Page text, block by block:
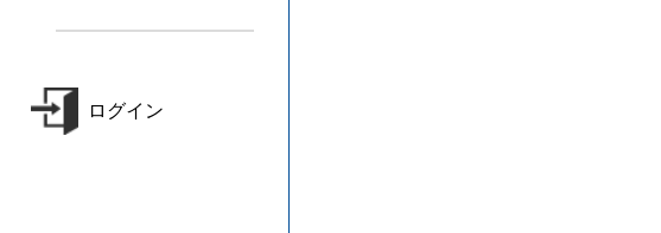
ログイン